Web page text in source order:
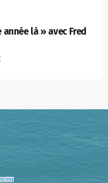
là » avec Fred